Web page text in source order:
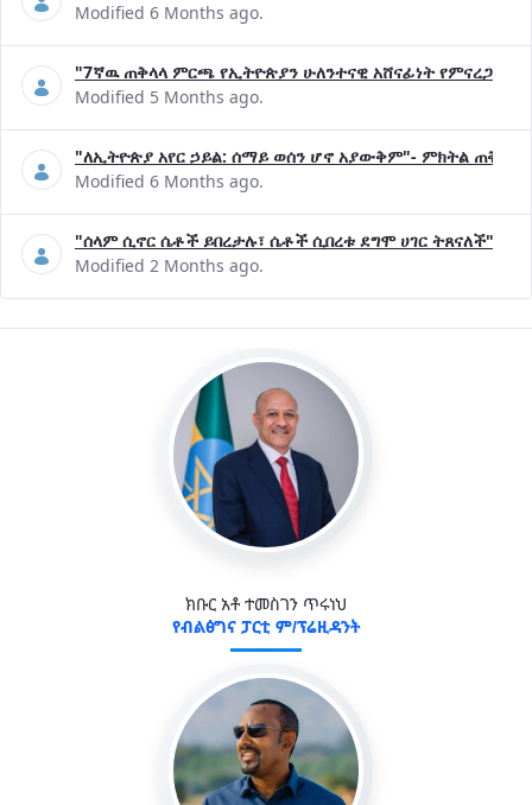
Modified 6 Months ago.
"7ኛዉ ጠቅላላ ምርጫ የኢትዮጵያን ሁለንተናዊ አሸናፊነት
Modified 5 Months ago.
"ለኢትዮጵያ አየር ኃይል: ሰማይ ወሰን ሆኖ አያውቅም"- ምክትል ጠቅላይ
Modified 6 Months ago.
"ሰላም ሲኖር ሴቶች ይበረታሉ፣ ሴቶች ሲበረቱ ደግሞ ሀገር ትጸናለች"-
Modified 2 Months ago.
ክቡር አቶ ተመስገን ጥሩነህ
የብልፅግና ፓርቲ ም/ፕሬዚዳንት